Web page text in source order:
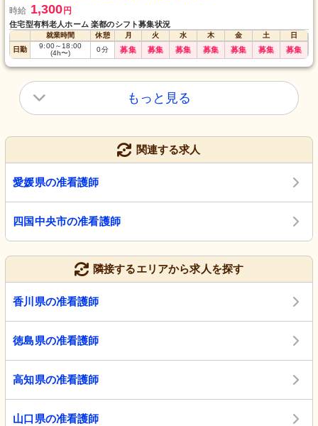
時給 1,300 円
住宅型有料老人ホーム 楽都のシフト募集状況
就業時間 休憩 月 火 水 木 金 土
日
日勤
9:00～18:00
(4h〜)
0分 募集 募集 募集 募集 募集 募集 募集
もっと見る
関連する求人
愛媛県の准看護師
四国中央市の准看護師
隣接するエリアから求人を探す
香川県の准看護師
徳島県の准看護師
高知県の准看護師
山口県の准看護師